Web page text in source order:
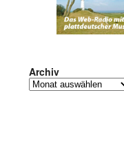
Archiv